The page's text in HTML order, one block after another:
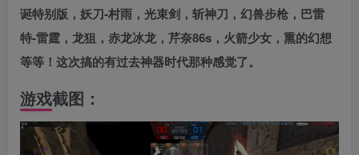
诞特别版，妖刀-村雨，光束剑，斩神刀，幻兽步枪，巴雷
特-雷霆，龙狙，赤龙冰龙，芹奈86s，火箭少女，熏的幻想
等等！这次搞的有过去神器时代那种感觉了。
游戏截图：